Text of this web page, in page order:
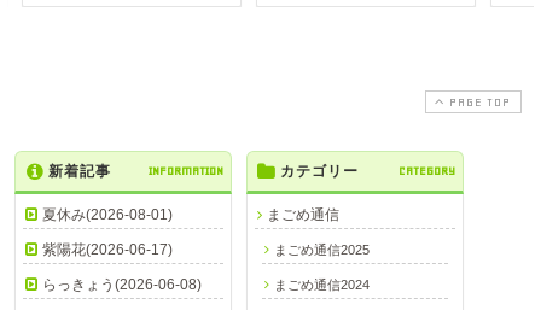
PAGE TOP
新着記事 INFORMATION
夏休み(2026-08-01)
紫陽花(2026-06-17)
らっきょう(2026-06-08)
カテゴリー CATEGORY
まごめ通信
まごめ通信2025
まごめ通信2024